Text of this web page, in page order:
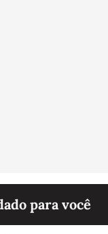
para você